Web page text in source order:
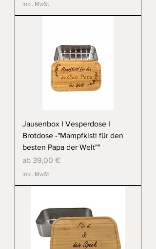
inkl. MwSt.
Jausenbox I Vesperdose I
Brotdose -"Mampfkistl für den
besten Papa der Welt""
ab 39,00 €
Sale-Preis
inkl. MwSt.